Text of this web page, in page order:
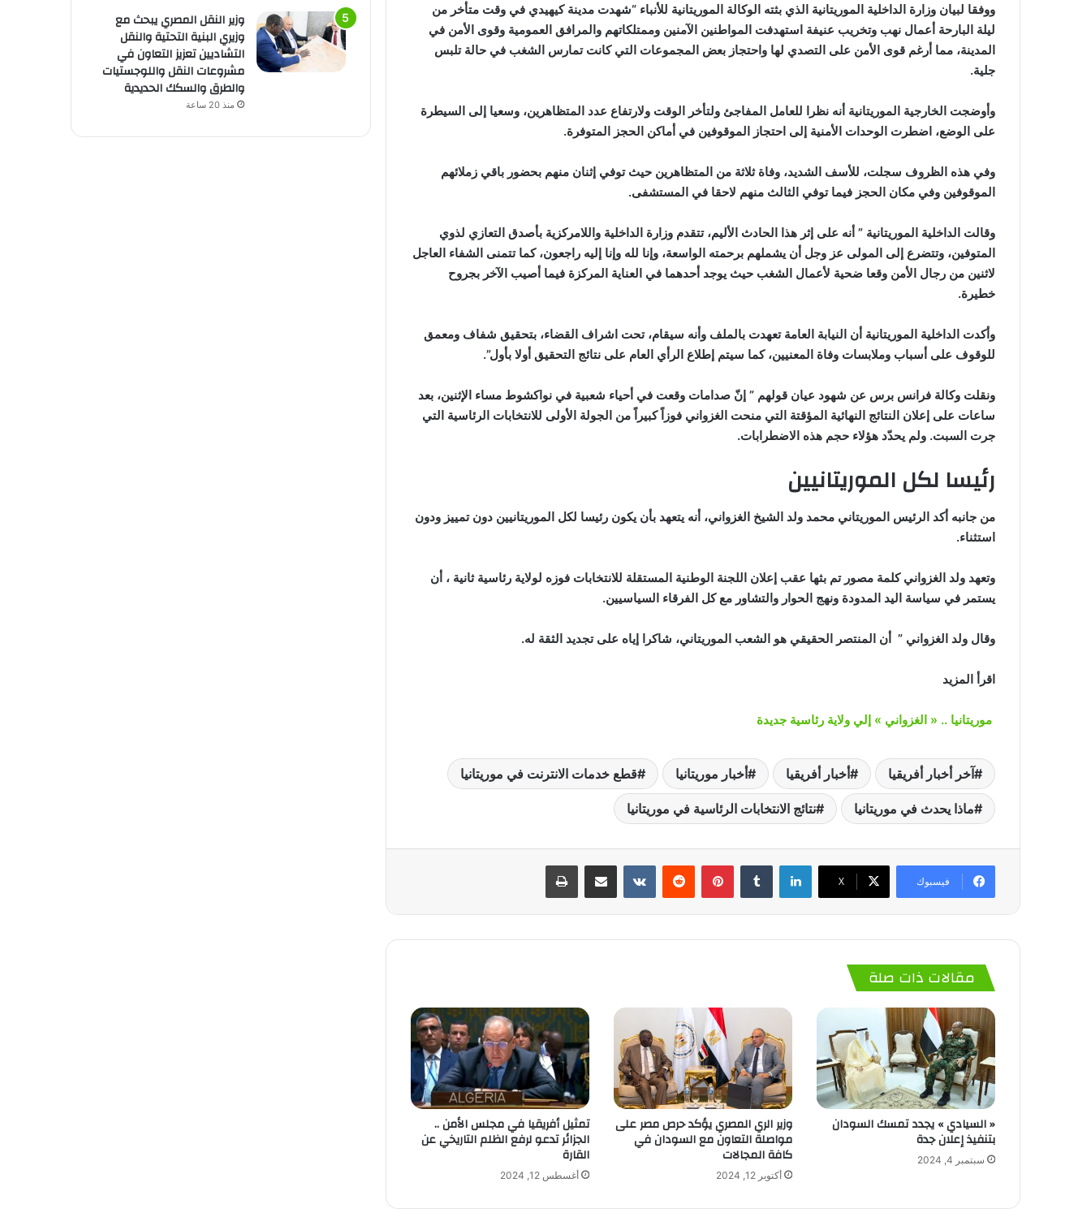
ووفقا لبيان وزارة الداخلية الموريتانية الذي بثته الوكالة الموريتانية للأنباء “شهدت مدينة كيهيدي في وقت متأخر من
ليلة البارحة أعمال نهب وتخريب عنيفة استهدفت المواطنين الآمنين وممتلكاتهم والمرافق العمومية وقوى الأمن في
المدينة، مما أرغم قوى الأمن على التصدي لها واحتجاز بعض المجموعات التي كانت تمارس الشغب في حالة تلبس
جلية.
وأوضجت الخارجية الموريتانية أنه نظرا للعامل المفاجئ ولتأخر الوقت ولارتفاع عدد المتظاهرين، وسعيا إلى السيطرة
على الوضع، اضطرت الوحدات الأمنية إلى احتجاز الموقوفين في أماكن الحجز المتوفرة.
وفي هذه الظروف سجلت، للأسف الشديد، وفاة ثلاثة من المتظاهرين حيث توفي إثنان منهم بحضور باقي زملائهم
الموقوفين وفي مكان الحجز فيما توفي الثالث منهم لاحقا في المستشفى.
وقالت الداخلية الموريتانية ” أنه على إثر هذا الحادث الأليم، تتقدم وزارة الداخلية واللامركزية بأصدق التعازي لذوي
المتوفين، وتتضرع إلى المولى عز وجل أن يشملهم برحمته الواسعة، وإنا لله وإنا إليه راجعون، كما تتمنى الشفاء العاجل
لاثنين من رجال الأمن وقعا ضحية لأعمال الشغب حيث يوجد أحدهما في العناية المركزة فيما أصيب الآخر بجروح
خطيرة.
وأكدت الداخلية الموريتانية أن النيابة العامة تعهدت بالملف وأنه سيقام، تحت اشراف القضاء، بتحقيق شفاف ومعمق
للوقوف على أسباب وملابسات وفاة المعنيين، كما سيتم إطلاع الرأي العام على نتائج التحقيق أولا بأول”.
ونقلت وكالة فرانس برس عن شهود عيان قولهم ” إنّ صدامات وقعت في أحياء شعبية في نواكشوط مساء الإثنين، بعد
ساعات على إعلان النتائج النهائية المؤقتة التي منحت الغزواني فوزاً كبيراً من الجولة الأولى للانتخابات الرئاسية التي
جرت السبت. ولم يحدّد هؤلاء حجم هذه الاضطرابات.
رئيسا لكل الموريتانيين
من جانبه أكد الرئيس الموريتاني محمد ولد الشيخ الغزواني، أنه يتعهد بأن يكون رئيسا لكل الموريتانيين دون تمييز ودون
استثناء.
وتعهد ولد الغزواني كلمة مصور تم بثها عقب إعلان اللجنة الوطنية المستقلة للانتخابات فوزه لولاية رئاسية ثانية ، أن
يستمر في سياسة اليد المدودة ونهج الحوار والتشاور مع كل الفرقاء السياسيين.
وقال ولد الغزواني ” أن المنتصر الحقيقي هو الشعب الموريتاني، شاكرا إياه على تجديد الثقة له.
اقرأ المزيد
موريتانيا .. « الغزواني » إلي ولاية رئاسية جديدة
آخر أخبار أفريقيا أخبار أفريقيا أخبار موريتانيا قطع خدمات الانترنت في موريتانيا
ماذا يحدث في موريتانيا نتائج الانتخابات الرئاسية في موريتانيا
فيسبوك ‫X
لينكدإن بينتيريست
مقالات ذات صلة
« السيادي » يجدد تمسك السودان
بتنفيذ إعلان جدة
سبتمبر 4, 2024
وزير الري المصري يؤكد حرص مصر على
مواصلة التعاون مع السودان في
كافة المجالات
أكتوبر 12, 2024
تمثيل أفريقيا في مجلس الأمن ..
الجزائر تدعو لرفع الظلم التاريخي عن
القارة
أغسطس 12, 2024
وزير النقل المصري يبحث مع
وزيري البنية التحتية والنقل
التشاديين تعزيز التعاون في
مشروعات النقل واللوجستيات
والطرق والسكك الحديدية
منذ 20 ساعة